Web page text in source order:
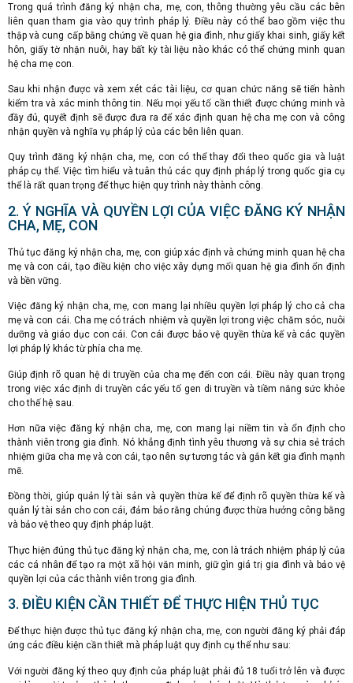
Trong quá trình đăng ký nhận cha, mẹ, con, thông thường yêu cầu các bên
liên quan tham gia vào quy trình pháp lý. Điều này có thể bao gồm việc thu
thập và cung cấp bằng chứng về quan hệ gia đình, như giấy khai sinh, giấy kết
hôn, giấy tờ nhận nuôi, hay bất kỳ tài liệu nào khác có thể chứng minh quan
hệ cha mẹ con.
Sau khi nhận được và xem xét các tài liệu, cơ quan chức năng sẽ tiến hành
kiểm tra và xác minh thông tin. Nếu mọi yếu tố cần thiết được chứng minh và
đầy đủ, quyết định sẽ được đưa ra để xác định quan hệ cha mẹ con và công
nhận quyền và nghĩa vụ pháp lý của các bên liên quan.
Quy trình đăng ký nhận cha, mẹ, con có thể thay đổi theo quốc gia và luật
pháp cụ thể. Việc tìm hiểu và tuân thủ các quy định pháp lý trong quốc gia cụ
thể là rất quan trọng để thực hiện quy trình này thành công.
2. Ý NGHĨA VÀ QUYỀN LỢI CỦA VIỆC ĐĂNG KÝ NHẬN
CHA, MẸ, CON
Thủ tục đăng ký nhận cha, mẹ, con giúp xác định và chứng minh quan hệ cha
mẹ và con cái, tạo điều kiện cho việc xây dựng mối quan hệ gia đình ổn định
và bền vững.
Việc đăng ký nhận cha, mẹ, con mang lại nhiều quyền lợi pháp lý cho cả cha
mẹ và con cái. Cha mẹ có trách nhiệm và quyền lợi trong việc chăm sóc, nuôi
dưỡng và giáo dục con cái. Con cái được bảo vệ quyền thừa kế và các quyền
lợi pháp lý khác từ phía cha mẹ.
Giúp định rõ quan hệ di truyền của cha mẹ đến con cái. Điều này quan trọng
trong việc xác định di truyền các yếu tố gen di truyền và tiềm năng sức khỏe
cho thế hệ sau.
Hơn nữa việc đăng ký nhận cha, mẹ, con mang lại niềm tin và ổn định cho
thành viên trong gia đình. Nó khẳng định tình yêu thương và sự chia sẻ trách
nhiệm giữa cha mẹ và con cái, tạo nên sự tương tác và gắn kết gia đình mạnh
mẽ.
Đồng thời, giúp quản lý tài sản và quyền thừa kế để định rõ quyền thừa kế và
quản lý tài sản cho con cái, đảm bảo rằng chúng được thừa hưởng công bằng
và bảo vệ theo quy định pháp luật.
Thực hiện đúng thủ tục đăng ký nhận cha, mẹ, con là trách nhiệm pháp lý của
các cá nhân để tạo ra một xã hội văn minh, giữ gìn giá trị gia đình và bảo vệ
quyền lợi của các thành viên trong gia đình.
3. ĐIỀU KIỆN CẦN THIẾT ĐỂ THỰC HIỆN THỦ TỤC
Để thực hiện được thủ tục đăng ký nhận cha, mẹ, con người đăng ký phải đáp
ứng các điều kiện cần thiết mà pháp luật quy định cụ thể như sau:
Với người đăng ký theo quy định của pháp luật phải đủ 18 tuổi trở lên và được